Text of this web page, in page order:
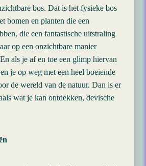
bos. Dat is het fysieke bos
bomen en planten die een
die een fantastische uitstraling
op een onzichtbare manier
als je af en toe een glimp hiervan
je op weg met een heel boeiende
de wereld van de natuur. Dan is er
wat je kan ontdekken, devische